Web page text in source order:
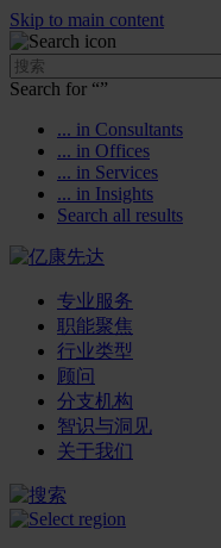
Skip to main content
Search for “”
... in Consultants
... in Offices
... in Services
... in Insights
Search all results
专业服务
职能聚焦
行业类型
顾问
分支机构
智识与洞见
关于我们